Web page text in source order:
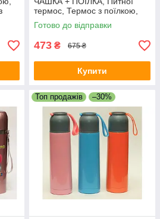
термос, Термос з поїлкою,
термос з чашкою, Термос
для напоїв
Готово до відправки
473 ₴ 675 ₴
Купити
Топ продажів –30%